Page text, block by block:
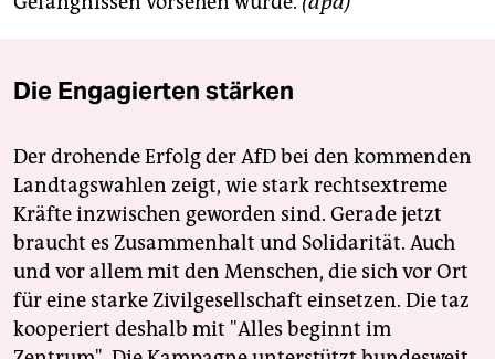
Die Engagierten stärken
Der drohende Erfolg der AfD bei den kommenden
Landtagswahlen zeigt, wie stark rechtsextreme
Kräfte inzwischen geworden sind. Gerade jetzt
braucht es Zusammenhalt und Solidarität. Auch
und vor allem mit den Menschen, die sich vor Ort
für eine starke Zivilgesellschaft einsetzen. Die taz
kooperiert deshalb mit "Alles beginnt im